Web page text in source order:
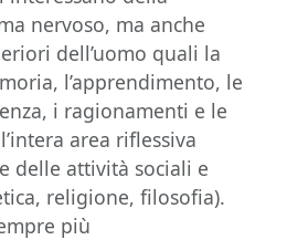
nervoso, ma anche
dell’uomo quali la
l’apprendimento, le
i ragionamenti e le
area riflessiva
delle attività sociali e
religione, filosofia).
più